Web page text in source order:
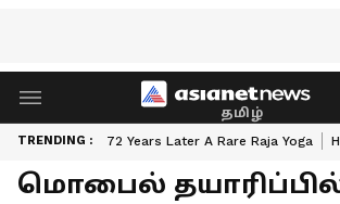
தமிழ்
TRENDING : 72 Years Later A Rare Raja Yoga
மொபைல்